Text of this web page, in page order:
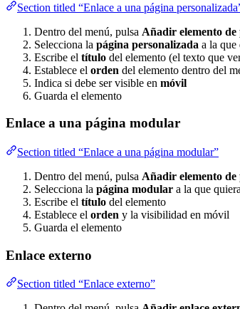
Section titled “Enlace a una página
Dentro del menú, pulsa Añadir elemento de
Selecciona la página personalizada a la que
Escribe el título del elemento (el texto que
Establece el orden del elemento dentro del
Indica si debe ser visible en móvil
Guarda el elemento
Enlace a una página modular
Section titled “Enlace a una página modular”
Dentro del menú, pulsa Añadir elemento
Selecciona la página modular a la que
Escribe el título del elemento
Establece el orden y la visibilidad en móvil
Guarda el elemento
Enlace externo
Section titled “Enlace externo”